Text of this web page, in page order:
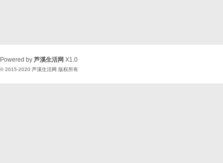
Powered by 芦溪生活网 X1.0
© 2015-2020 芦溪生活网 版权所有